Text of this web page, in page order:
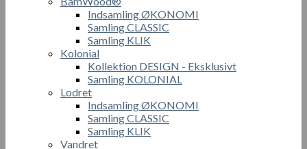
Indsamling ØKONOMI
Samling CLASSIC
Samling KLIK
Kolonial
Kollektion DESIGN - Eksklusivt
Samling KOLONIAL
Lodret
Indsamling ØKONOMI
Samling CLASSIC
Samling KLIK
Vandret